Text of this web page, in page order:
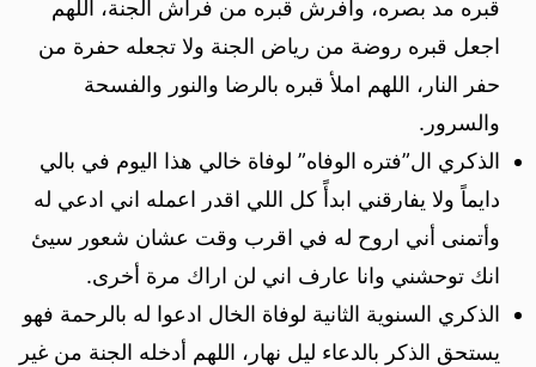
قبره مد بصره، وافرش قبره من فراش الجنة، اللهم
اجعل قبره روضة من رياض الجنة ولا تجعله حفرة من
حفر النار، اللهم املأ قبره بالرضا والنور والفسحة
والسرور.
الذكري ال”فتره الوفاه” لوفاة خالي هذا اليوم في بالي
دايماً ولا يفارقني ابدأً كل اللي اقدر اعمله اني ادعي له
وأتمنى أني اروح له في اقرب وقت عشان شعور سيئ
انك توحشني وانا عارف اني لن اراك مرة أخرى.
الذكري السنوية الثانية لوفاة الخال ادعوا له بالرحمة فهو
يستحق الذكر بالدعاء ليل نهار، اللهم أدخله الجنة من غير